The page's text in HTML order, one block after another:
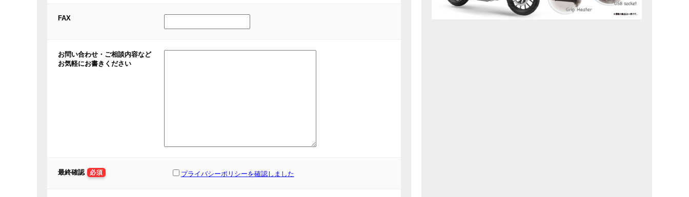
FAX
お問い合わせ・ご相談内容など
お気軽にお書きください
最終確認 必須 プライバシーポリシーを確認しました